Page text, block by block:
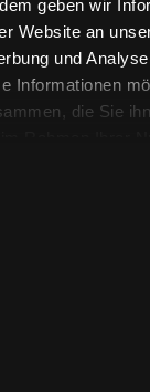
geben wir
Website an
und
Informationen
die Sie